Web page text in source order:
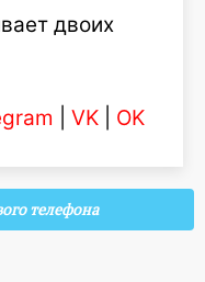
двоих
VK OK
телефона